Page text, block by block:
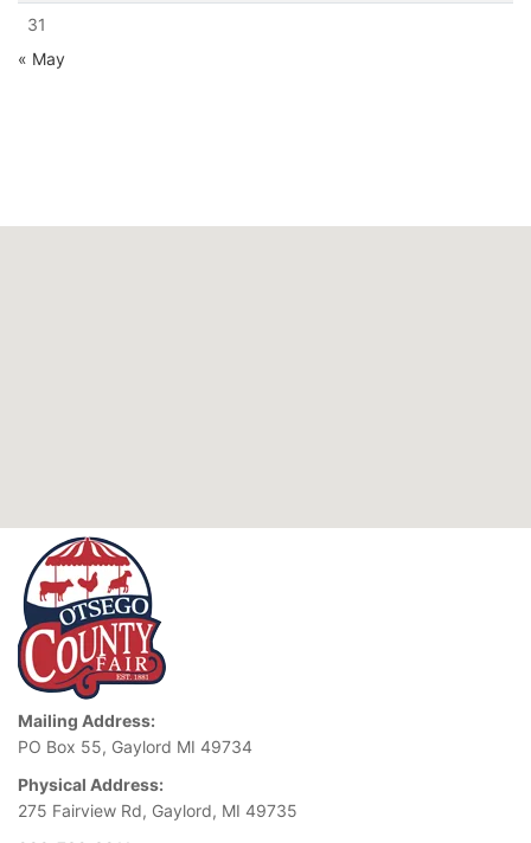
31
« May
Mailing Address:
PO Box 55, Gaylord MI 49734
Physical Address:
275 Fairview Rd, Gaylord, MI 49735